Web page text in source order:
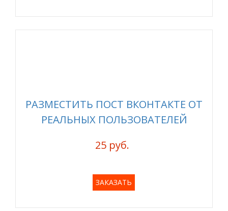
РАЗМЕСТИТЬ ПОСТ ВКОНТАКТЕ ОТ
РЕАЛЬНЫХ ПОЛЬЗОВАТЕЛЕЙ
25 руб.
ЗАКАЗАТЬ